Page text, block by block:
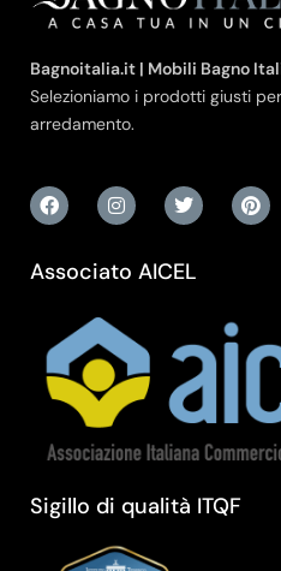
Bagnoitalia.it | Mobili Bagno
Selezioniamo i prodotti giusti
arredamento.
Associato AICEL
Sigillo di qualità ITQF